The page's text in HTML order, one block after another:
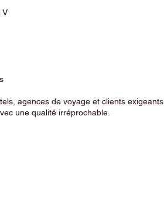
V
agences de voyage et clients exigeants.
une qualité irréprochable.